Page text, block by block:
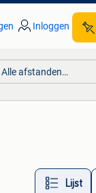
Inloggen
Alle afstanden…
Lijst